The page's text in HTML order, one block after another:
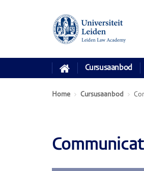
Cursusaanbod
Home Cursusaanbod